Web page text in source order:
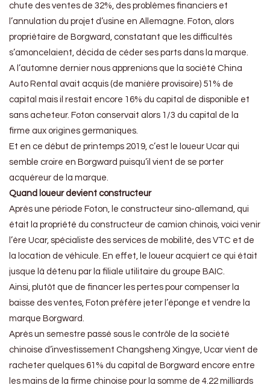
chute des ventes de 32%, des problèmes financiers et
l’annulation du projet d’usine en Allemagne. Foton, alors
propriétaire de Borgward, constatant que les difficultés
s’amoncelaient, décida de céder ses parts dans la marque.
A l’automne dernier nous apprenions que la société China
Auto Rental avait acquis (de manière provisoire) 51% de
capital mais il restait encore 16% du capital de disponible et
sans acheteur. Foton conservait alors 1/3 du capital de la
firme aux origines germaniques.
Et en ce début de printemps 2019, c’est le loueur Ucar qui
semble croire en Borgward puisqu’il vient de se porter
acquéreur de la marque.
Quand loueur devient constructeur
Après une période Foton, le constructeur sino-allemand, qui
était la propriété du constructeur de camion chinois, voici venir
l’ère Ucar, spécialiste des services de mobilité, des VTC et de
la location de véhicule. En effet, le loueur acquiert ce qui était
jusque là détenu par la filiale utilitaire du groupe BAIC.
Ainsi, plutôt que de financer les pertes pour compenser la
baisse des ventes, Foton préfère jeter l’éponge et vendre la
marque Borgward.
Après un semestre passé sous le contrôle de la société
chinoise d’investissement Changsheng Xingye, Ucar vient de
racheter quelques 61% du capital de Borgward encore entre
les mains de la firme chinoise pour la somme de 4.22 milliards